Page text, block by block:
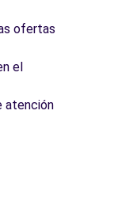
ofertas
el
atención